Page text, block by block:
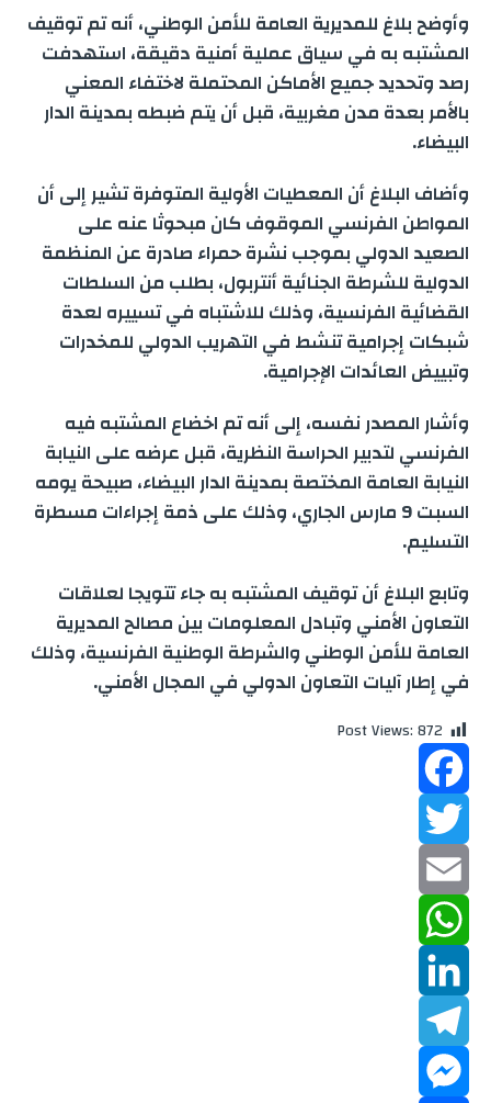
m
g
e
r
وأوضح بلاغ للمديرية العامة للأمن الوطني، أنه تم توقيف
المشتبه به في سياق عملية أمنية دقيقة، استهدفت
رصد وتحديد جميع الأماكن المحتملة لاختفاء المعني
بالأمر بعدة مدن مغربية، قبل أن يتم ضبطه بمدينة الدار
البيضاء.
وأضاف البلاغ أن المعطيات الأولية المتوفرة تشير إلى أن
المواطن الفرنسي الموقوف كان مبحوثا عنه على
الصعيد الدولي بموجب نشرة حمراء صادرة عن المنظمة
الدولية للشرطة الجنائية أنتربول، بطلب من السلطات
القضائية الفرنسية، وذلك للاشتباه في تسييره لعدة
شبكات إجرامية تنشط في التهريب الدولي للمخدرات
وتبييض العائدات الإجرامية.
وأشار المصدر نفسه، إلى أنه تم اخضاع المشتبه فيه
الفرنسي لتدبير الحراسة النظرية، قبل عرضه على النيابة
النيابة العامة المختصة بمدينة الدار البيضاء، صبيحة يومه
السبت 9 مارس الجاري، وذلك على ذمة إجراءات مسطرة
التسليم.
وتابع البلاغ أن توقيف المشتبه به جاء تتويجا لعلاقات
التعاون الأمني وتبادل المعلومات بين مصالح المديرية
العامة للأمن الوطني والشرطة الوطنية الفرنسية، وذلك
في إطار آليات التعاون الدولي في المجال الأمني.
Post Views:872
a
c
b
o
T
wE
m
a
W
h
aT